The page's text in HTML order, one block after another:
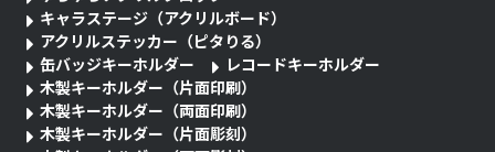
キャラステージ（アクリルボード）
アクリルステッカー（ピタりる）
缶バッジキーホルダー
レコードキーホルダー
木製キーホルダー（片面印刷）
木製キーホルダー（両面印刷）
木製キーホルダー（片面彫刻）